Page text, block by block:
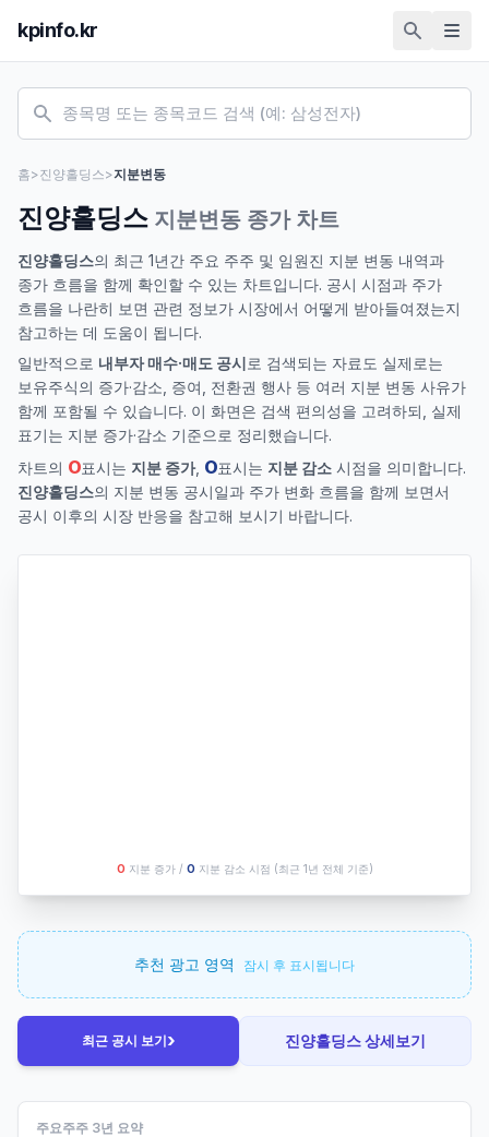
kpinfo.kr
홈>진양홀딩스>지분변동
진양홀딩스 지분변동 종가 차트
진양홀딩스의 최근 1년간 주요 주주 및 임원진 지분 변동 내역과
종가 흐름을 함께 확인할 수 있는 차트입니다. 공시 시점과 주가
흐름을 나란히 보면 관련 정보가 시장에서 어떻게 받아들여졌는지
참고하는 데 도움이 됩니다.
일반적으로 내부자 매수·매도 공시로 검색되는 자료도 실제로는
보유주식의 증가·감소, 증여, 전환권 행사 등 여러 지분 변동 사유가
함께 포함될 수 있습니다. 이 화면은 검색 편의성을 고려하되, 실제
표기는 지분 증가·감소 기준으로 정리했습니다.
차트의 O표시는 지분 증가, O표시는 지분 감소 시점을 의미합니다.
진양홀딩스의 지분 변동 공시일과 주가 변화 흐름을 함께 보면서
공시 이후의 시장 반응을 참고해 보시기 바랍니다.
O 지분 증가 / O 지분 감소 시점 (최근 1년 전체 기준)
추천 광고 영역 잠시 후 표시됩니다
최근 공시 보기› 진양홀딩스상세보기
주요주주 3년 요약